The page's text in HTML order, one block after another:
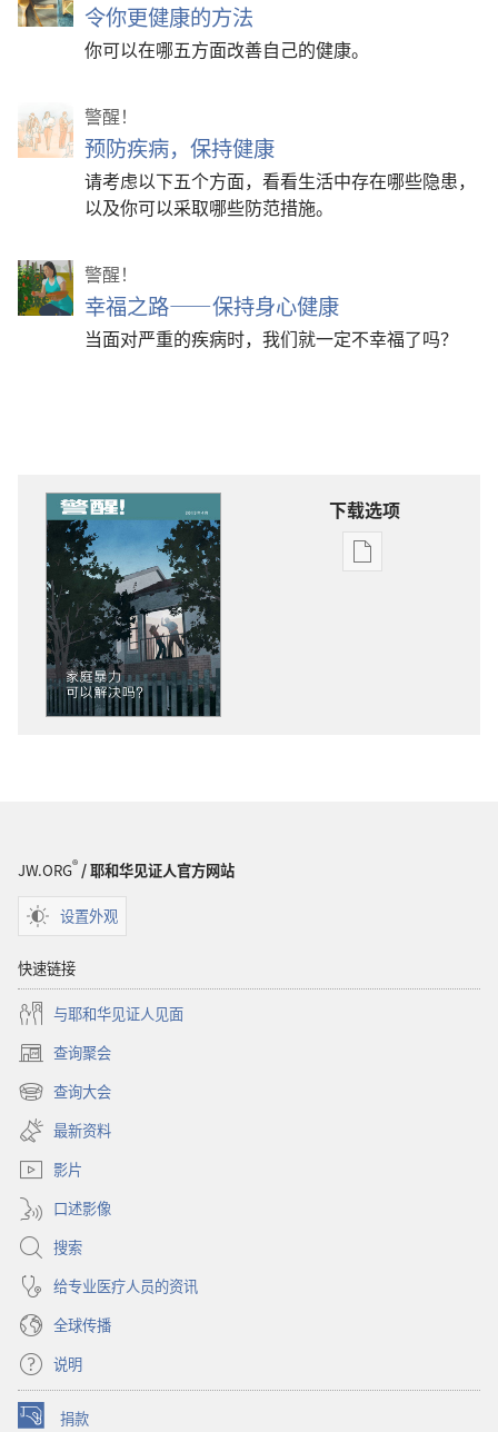
令你更健康的方法
你可以在哪五方面改善自己的健康。
警醒！
预防疾病，保持健康
请考虑以下五个方面，看看生活中存在哪些隐患，
以及你可以采取哪些防范措施。
警醒！
幸福之路——保持身心健康
当面对严重的疾病时，我们就一定不幸福了吗？
下载选项
电
可
JW.ORG® / 耶和华见证人官方网站
设置外观
快速链接
与耶和华见证人见面
查询聚会
（打
开
新
窗
口）
查询大会
（打
开
新
窗
口）
最新资料
影片
口述影像
搜索
给专业医疗人员的资讯
全球传播
说明
捐款